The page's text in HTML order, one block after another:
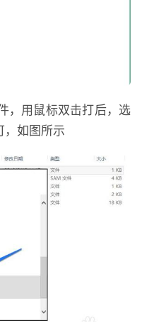
，用鼠标双击打后，选
，如图所示